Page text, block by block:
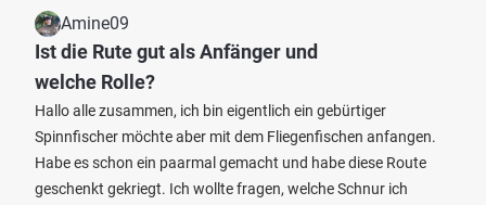
Amine09
Ist die Rute gut als Anfänger und
welche Rolle?
Hallo alle zusammen, ich bin eigentlich ein gebürtiger
Spinnfischer möchte aber mit dem Fliegenfischen anfangen.
Habe es schon ein paarmal gemacht und habe diese Route
geschenkt gekriegt. Ich wollte fragen, welche Schnur ich